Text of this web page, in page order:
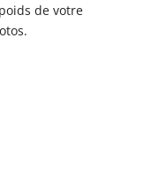
de votre